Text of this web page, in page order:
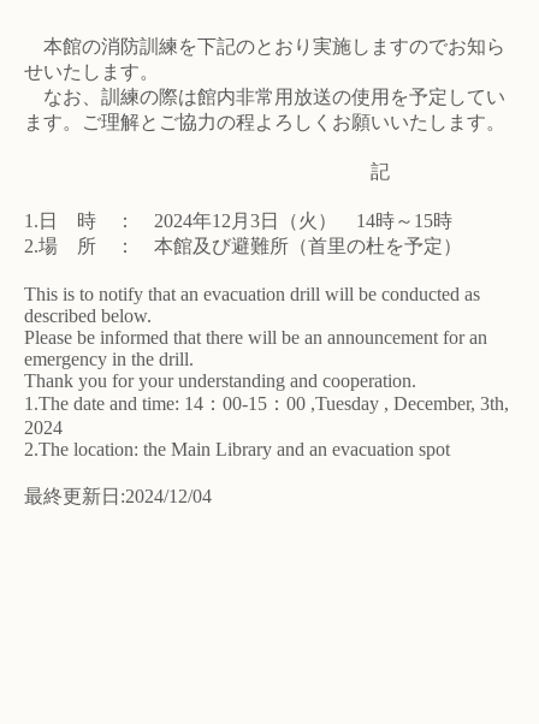
本館の消防訓練を下記のとおり実施しますのでお知ら
せいたします。
なお、訓練の際は館内非常用放送の使用を予定してい
ます。ご理解とご協力の程よろしくお願いいたします。
記
1.日 時 ： 2024年12月3日（火） 14時～15時
2.場 所 ： 本館及び避難所（首里の杜を予定）
This is to notify that an evacuation drill will be conducted as
described below.
Please be informed that there will be an announcement for an
emergency in the drill.
Thank you for your understanding and cooperation.
1.The date and time: 14：00-15：00 ,Tuesday , December, 3th,
2024
2.The location: the Main Library and an evacuation spot
最終更新日:2024/12/04